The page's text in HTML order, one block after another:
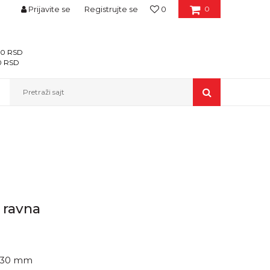
0
0
Prijavite se Registrujte se
RSD
RSD
Pretraži sajt
mm